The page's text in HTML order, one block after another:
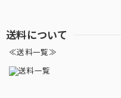
送料について
≪送料一覧≫